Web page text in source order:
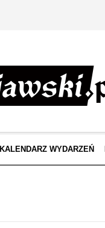
KALENDARZ WYDARZEŃ